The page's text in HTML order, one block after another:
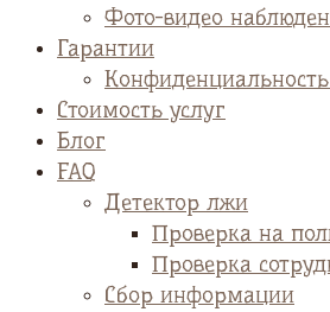
Фото-видео
Гарантии
Стоимость услуг
Блог
FAQ
Детектор лжи
Проверка на
Проверка
Сбор информации